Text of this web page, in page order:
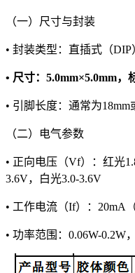
（一）尺寸与封装
• 封装类型：直插式（DIP
• 尺寸：5.0mm×5.0mm，
• 引脚长度：通常为
（二）电气参数
• 正向电压（Vf）：红光
3.6V，白光3.0-3.6V
• 工作电流（If）：20mA
• 功率范围：0.06W-0.2W